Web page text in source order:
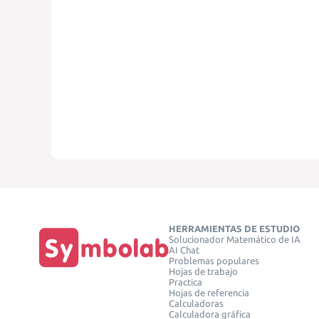
HERRAMIENTAS DE ESTUDIO
Solucionador Matemático de IA
AI Chat
Problemas populares
Hojas de trabajo
Practica
Hojas de referencia
Calculadoras
Calculadora gráfica